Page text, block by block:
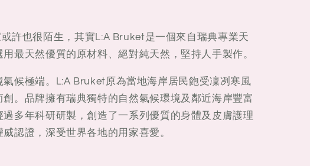
許也很陌生，其實L:A Bruket是一個來自瑞典專業天
最天然優質的原材料、絕對純天然，堅持人手製作。
氣候極端。L:A Bruket原為當地海岸居民飽受凜冽寒風
創。品牌擁有瑞典獨特的自然氣候環境及鄰近海岸豐富
多年科研研製，創造了一系列優質的身體及皮膚護理
認證，深受世界各地的用家喜愛。